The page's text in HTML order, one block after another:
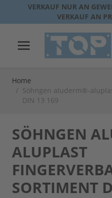
Direkt zum Inhalt
VERKAUF NUR AN
VERKAUF AN
Home
/ Söhngen aluderm®-
DIN 13 169
SÖHNGEN
ALUPLAST
SORTIMENT